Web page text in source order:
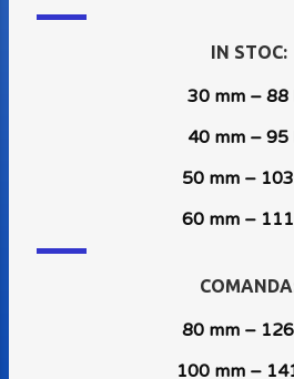
IN STOC:
30 mm – 88
40 mm – 95
50 mm –
60 mm –
80 mm –
100 mm –